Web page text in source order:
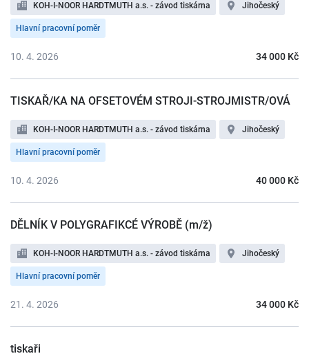
KOH-I-NOOR HARDTMUTH a.s. - závod tiskárna Jihočeský
Hlavní pracovní poměr
34 000 Kč
10. 4. 2026
TISKAŘ/KA NA OFSETOVÉM STROJI-STROJMISTR/OVÁ
KOH-I-NOOR HARDTMUTH a.s. - závod tiskárna Jihočeský
Hlavní pracovní poměr
40 000 Kč
10. 4. 2026
DĚLNÍK V POLYGRAFIKCÉ VÝROBĚ (m/ž)
KOH-I-NOOR HARDTMUTH a.s. - závod tiskárna Jihočeský
Hlavní pracovní poměr
34 000 Kč
21. 4. 2026
tiskaři